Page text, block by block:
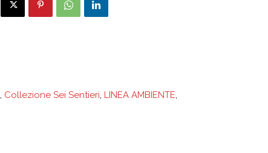
, Collezione Sei Sentieri, LINEA AMBIENTE,